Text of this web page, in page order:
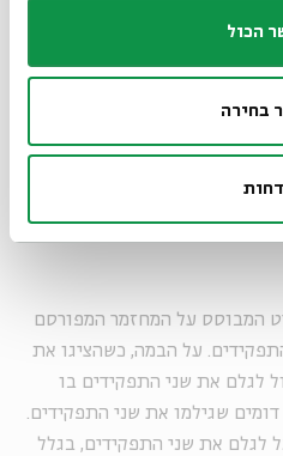
הכול
בחירה
וההצגות, ואחד המחזות
זו היתה למעשה קומדיה של
הזה. זה היה כמו הרשל'ה -
בשלב מסוים. גדלתי על הדמות
סרט המבוסס על המחזמר המפורסם
על הבמה, כשהציגו את
לגלם את שני התפקידים בו
דומים שגילמו את שני התפקידים.
לגלם את שני התפקידים, בגלל